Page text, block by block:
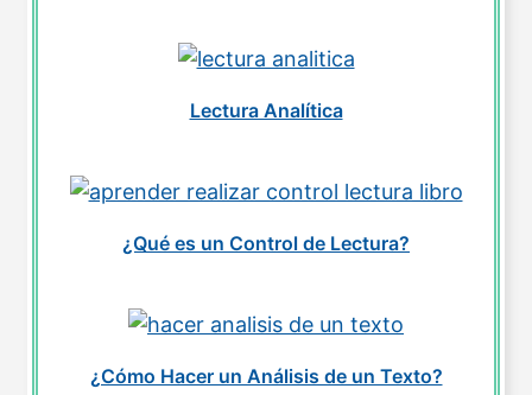
Lectura Analítica
¿Qué es un Control de Lectura?
¿Cómo Hacer un Análisis de un Texto?